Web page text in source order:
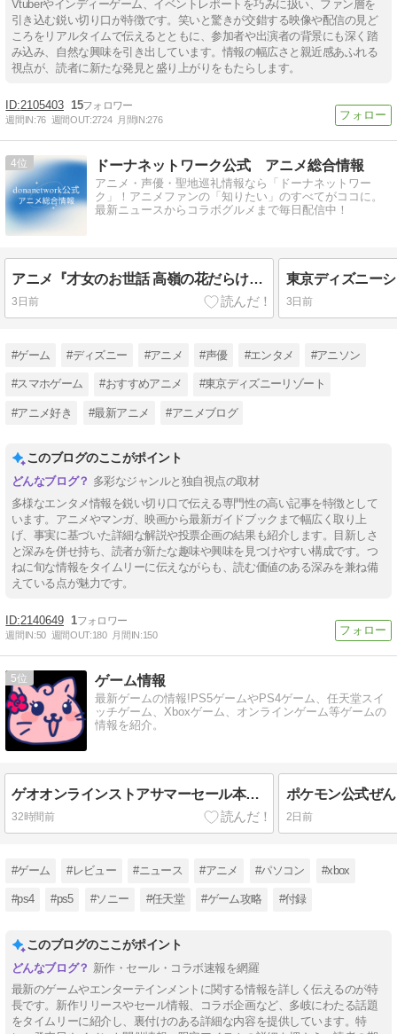
Vtuberやインディーゲーム、イベントレポートを巧みに扱い、ファン層を
引き込む鋭い切り口が特徴です。笑いと驚きが交錯する映像や配信の見ど
ころをリアルタイムで伝えるとともに、参加者や出演者の背景にも深く踏
み込み、自然な興味を引き出しています。情報の幅広さと親近感あふれる
視点が、読者に新たな発見と盛り上がりをもたらします。
2105403 15
週間IN:76 週間OUT:2724 月間IN:276
4 ドーナネットワーク公式 アニメ総合情報
アニメ・声優・聖地巡礼情報なら「ドーナネットワー
ク」！アニメファンの「知りたい」のすべてがココに。
最新ニュースからコラボグルメまで毎日配信中！
アニメ『才女のお世話 高嶺の花だらけな名門校で、学院一のお嬢様（生活能力皆無）を陰ながらお世話することになりました』QINOCOPくじに登場！
3日前 3日前
#ゲーム #ディズニー #アニメ #声優 #エンタメ #アニソン
#スマホゲーム #おすすめアニメ #東京ディズニーリゾート
#アニメ好き #最新アニメ #アニメブログ
このブログのここがポイント
多彩なジャンルと独自視点の取材
多様なエンタメ情報を鋭い切り口で伝える専門性の高い記事を特徴として
います。アニメやマンガ、映画から最新ガイドブックまで幅広く取り上
げ、事実に基づいた詳細な解説や投票企画の結果も紹介します。目新しさ
と深みを併せ持ち、読者が新たな趣味や興味を見つけやすい構成です。つ
ねに旬な情報をタイムリーに伝えながらも、読む価値のある深みを兼ね備
えている点が魅力です。
2140649 1
週間IN:50 週間OUT:180 月間IN:150
5 ゲーム情報
最新ゲームの情報!PS5ゲームやPS4ゲーム、任天堂スイ
ッチゲーム、Xboxゲーム、オンラインゲーム等ゲームの
情報を紹介。
ゲオオンラインストアサマーセール本日8月8日より開始！ゲームのセール内容！iPhoneスマホもセール実施！
32時間前 2日前
#ゲーム #レビュー #ニュース #アニメ #パソコン #xbox
#ps4 #ps5 #ソニー #任天堂 #ゲーム攻略 #付録
このブログのここがポイント
新作・セール・コラボ速報を網羅
最新のゲームやエンターテインメントに関する情報を詳しく伝えるのが特
長です。新作リリースやセール情報、コラボ企画など、多岐にわたる話題
をタイムリーに紹介し、裏付けのある詳細な内容を提供しています。特